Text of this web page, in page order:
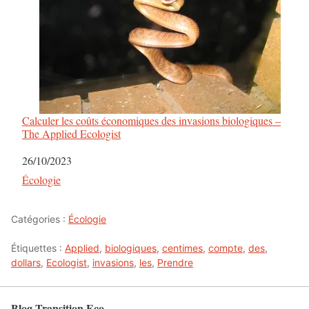
Calculer les coûts économiques des invasions biologiques –
The Applied Ecologist
Date
26/10/2023
Par rapport à
Écologie
Catégories : Écologie
Étiquettes : Applied, biologiques, centimes, compte, des,
dollars, Ecologist, invasions, les, Prendre